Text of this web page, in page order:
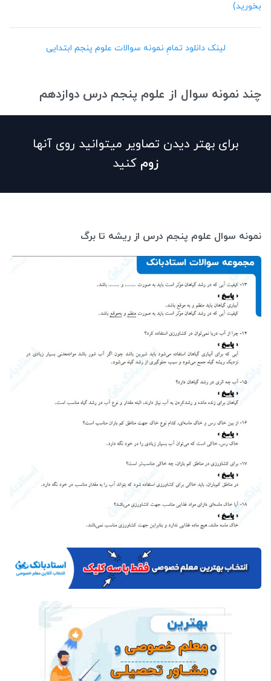
بخورید)
لینک دانلود تمامِ نمونه سوالات علوم پنجم ابتدایی
چند نمونه سوال از علوم پنجم درس دوازدهم
برای بهتر دیدن تصاویر میتوانید روی آنها
زوم کنید
نمونه سوال علوم پنجم درس از ریشه تا برگ